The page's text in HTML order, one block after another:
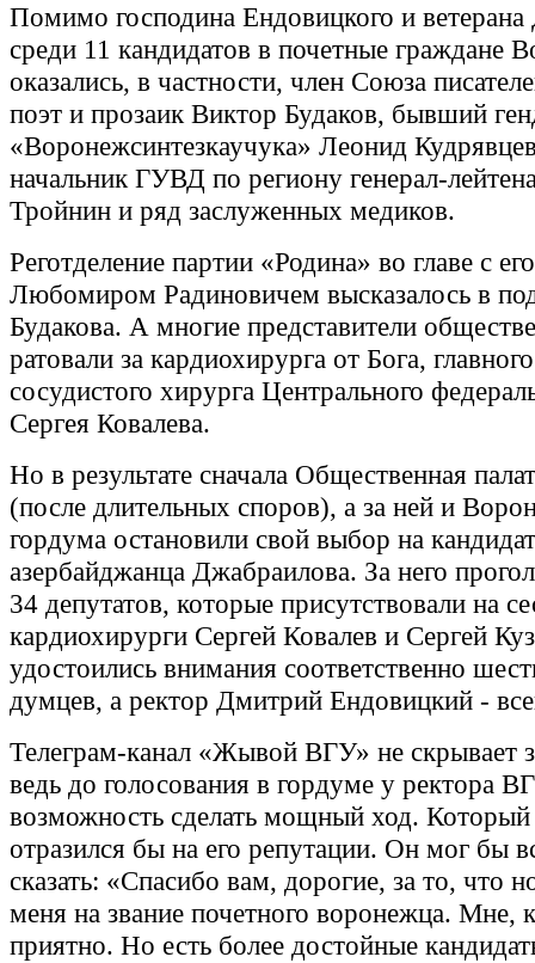
Помимо господина Ендовицкого и
среди 11 кандидатов в почетные граждане
оказались, в частности, член Союза
поэт и прозаик Виктор Будаков, бывший
«Воронежсинтезкаучука» Леонид
начальник ГУВД по региону генерал-
Тройнин и ряд заслуженных медиков.
Реготделение партии «Родина» во главе с
Любомиром Радиновичем высказалось в
Будакова. А многие представители
ратовали за кардиохирурга от Бога,
сосудистого хирурга Центрального
Сергея Ковалева.
Но в результате сначала Общественная
(после длительных споров), а за ней и
гордума остановили свой выбор на
азербайджанца Джабраилова. За него
34 депутатов, которые присутствовали на
кардиохирурги Сергей Ковалев и Сергей
удостоились внимания соответственно
думцев, а ректор Дмитрий Ендовицкий -
Телеграм-канал «Жывой ВГУ» не скрывает
ведь до голосования в гордуме у ректора
возможность сделать мощный ход.
отразился бы на его репутации. Он мог бы
сказать: «Спасибо вам, дорогие, за то, что
меня на звание почетного воронежца. Мне,
приятно. Но есть более достойные